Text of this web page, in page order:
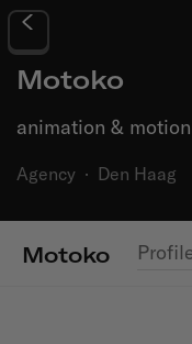
Motoko
animation &
Agency · Den Haag
Motoko